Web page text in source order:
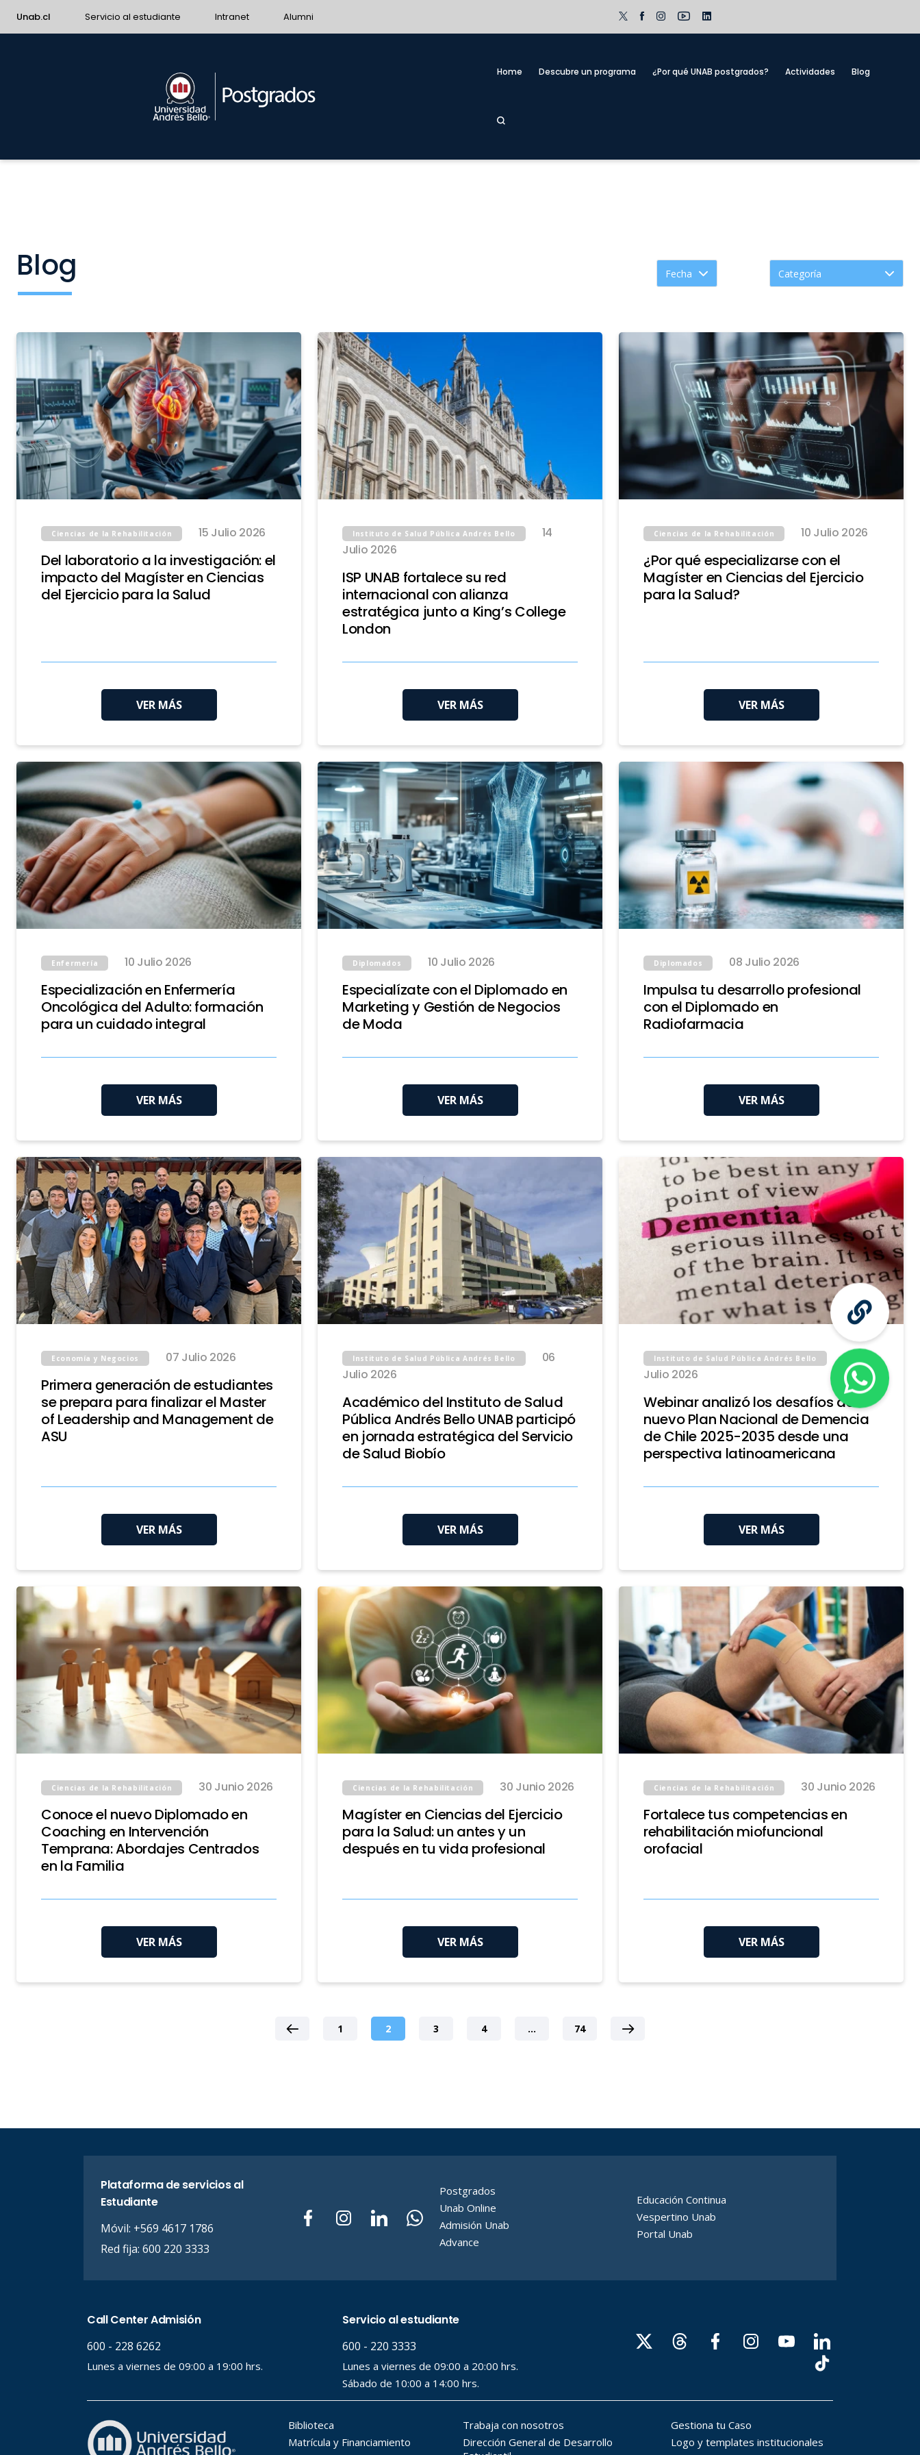
Unab.cl Servicio al estudiante Intranet Alumni
Home Descubre un programa ¿Por qué UNAB postgrados? Actividades Blog
Blog
Ciencias de la Rehabilitación 15 Julio 2026
Del laboratorio a la investigación: el
impacto del Magíster en Ciencias
del Ejercicio para la Salud
VER MÁS
Instituto de Salud Pública Andrés Bello
14
Julio 2026
ISP UNAB fortalece su red
internacional con alianza
estratégica junto a King’s College
London
VER MÁS
Ciencias de la Rehabilitación 10 Julio 2026
¿Por qué especializarse con el
Magíster en Ciencias del Ejercicio
para la Salud?
VER MÁS
Enfermería 10 Julio 2026
Especialización en Enfermería
Oncológica del Adulto: formación
para un cuidado integral
VER MÁS
Diplomados 10 Julio 2026
Especialízate con el Diplomado en
Marketing y Gestión de Negocios
de Moda
VER MÁS
Diplomados 08 Julio 2026
Impulsa tu desarrollo profesional
con el Diplomado en
Radiofarmacia
VER MÁS
Economía y Negocios 07 Julio 2026
Primera generación de estudiantes
se prepara para finalizar el Master
of Leadership and Management de
ASU
VER MÁS
Instituto de Salud Pública Andrés Bello
06
Julio 2026
Académico del Instituto de Salud
Pública Andrés Bello UNAB participó
en jornada estratégica del Servicio
de Salud Biobío
VER MÁS
Instituto de Salud Pública Andrés Bello
06
Julio 2026
Webinar analizó los desafíos del
nuevo Plan Nacional de Demencia
de Chile 2025-2035 desde una
perspectiva latinoamericana
VER MÁS
Ciencias de la Rehabilitación 30 Junio 2026
Conoce el nuevo Diplomado en
Coaching en Intervención
Temprana: Abordajes Centrados
en la Familia
VER MÁS
Ciencias de la Rehabilitación 30 Junio 2026
Magíster en Ciencias del Ejercicio
para la Salud: un antes y un
después en tu vida profesional
VER MÁS
Ciencias de la Rehabilitación 30 Junio 2026
Fortalece tus competencias en
rehabilitación miofuncional
orofacial
VER MÁS
1 2 3 4 … 74